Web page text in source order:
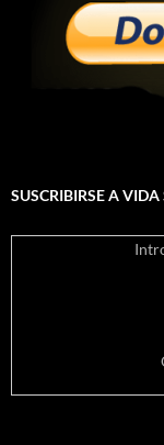
SUSCRIBIRSE A VIDA